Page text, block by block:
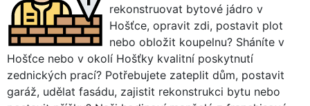
rekonstruovat bytové jádro v
Hošťce, opravit zdi, postavit plot
nebo obložit koupelnu? Sháníte v
Hošťce nebo v okolí Hošťky kvalitní poskytnutí
zednických prací? Potřebujete zateplit dům, postavit
garáž, udělat fasádu, zajistit rekonstrukci bytu nebo